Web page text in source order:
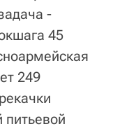
-
45
249